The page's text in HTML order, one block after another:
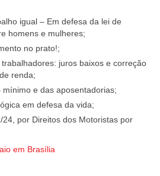
igual – Em defesa da lei de
homens e mulheres;
no prato!;
juros baixos e correção
renda;
mínimo e das aposentadorias;
em defesa da vida;
24, por Direitos dos Motoristas por
em Brasília